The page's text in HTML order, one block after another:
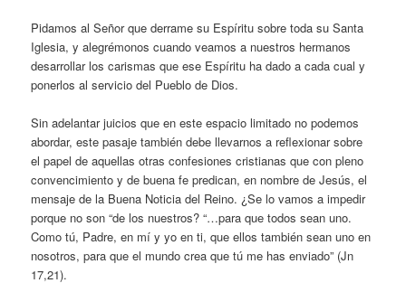
Pidamos al Señor que derrame su Espíritu sobre toda su Santa
Iglesia, y alegrémonos cuando veamos a nuestros hermanos
desarrollar los carismas que ese Espíritu ha dado a cada cual y
ponerlos al servicio del Pueblo de Dios.
Sin adelantar juicios que en este espacio limitado no podemos
abordar, este pasaje también debe llevarnos a reflexionar sobre
el papel de aquellas otras confesiones cristianas que con pleno
convencimiento y de buena fe predican, en nombre de Jesús, el
mensaje de la Buena Noticia del Reino. ¿Se lo vamos a impedir
porque no son “de los nuestros? “…para que todos sean uno.
Como tú, Padre, en mí y yo en ti, que ellos también sean uno en
nosotros, para que el mundo crea que tú me has enviado” (Jn
17,21).